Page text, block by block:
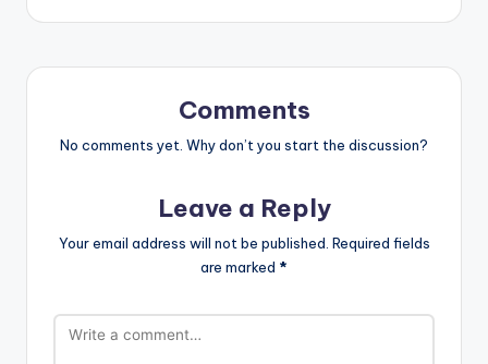
Comments
No comments yet. Why don’t you start the discussion?
Leave a Reply
Your email address will not be published. Required fields
are marked *